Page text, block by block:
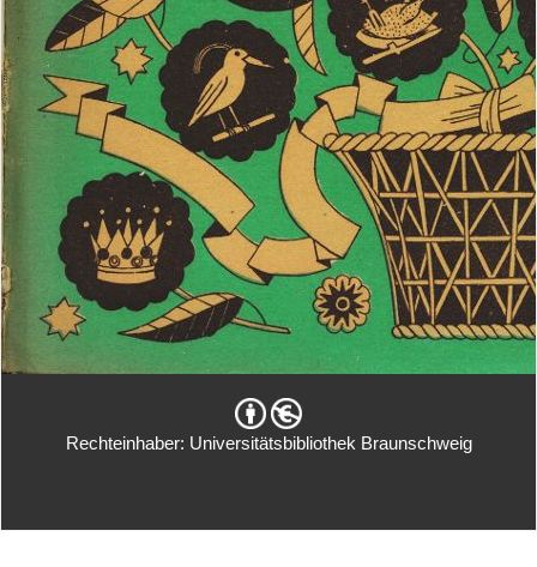
Rechteinhaber: Universitätsbibliothek Braunschweig